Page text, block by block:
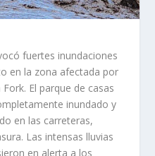
fuertes inundaciones
en la zona afectada por
El parque de casas
inundado y
en las carreteras,
Las intensas lluvias
en alerta a los